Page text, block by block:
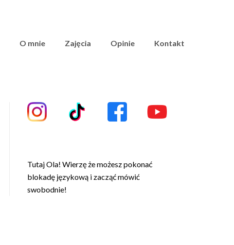
O mnie Zajęcia Opinie Kontakt
Tutaj Ola! Wierzę że możesz pokonać
blokadę językową i zacząć mówić
swobodnie!